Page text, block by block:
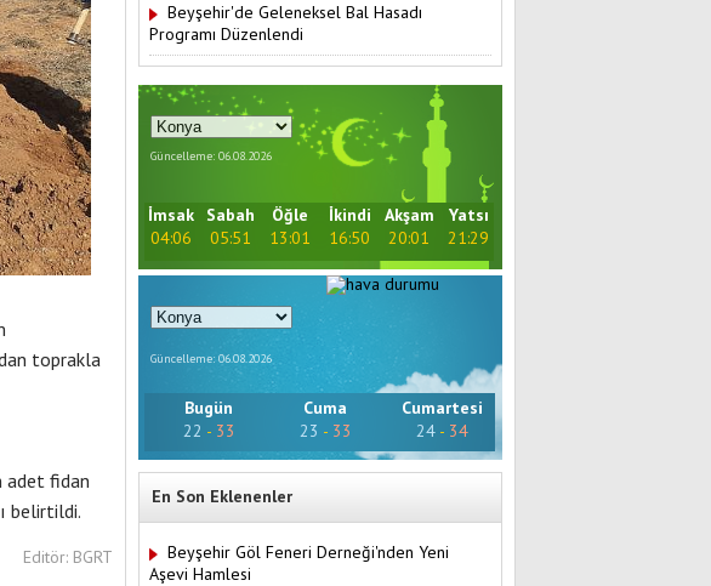
toprakla
adet fidan
belirtildi.
Editör: BGRT
Beyşehir'de Geleneksel Bal Hasadı
Programı Düzenlendi
Güncelleme: 06.08.2026
İmsak
04:06
Sabah
05:51
Öğle
13:01
İkindi
16:50
Akşam
20:01
Yatsı
21:29
Güncelleme: 06.08.2026
Bugün
22 - 33
Cuma
23 - 33
Cumartesi
24- 34
En Son Eklenenler
Beyşehir Göl Feneri Derneği'nden Yeni
Aşevi Hamlesi